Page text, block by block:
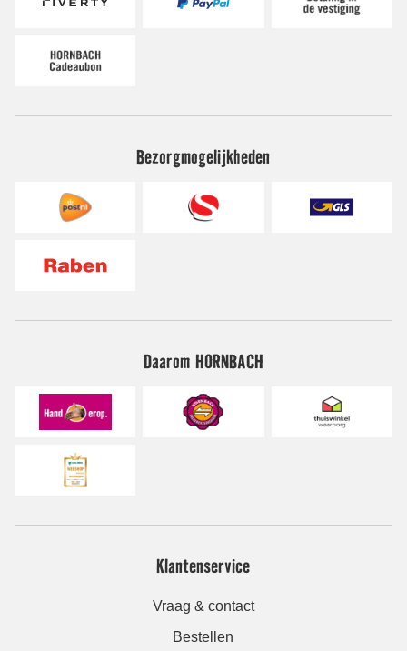
Bezorgmogelijkheden
Daarom HORNBACH
Klantenservice
Vraag & contact
Bestellen